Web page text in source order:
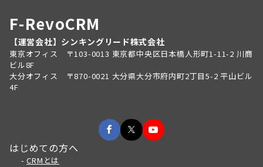
F-RevoCRM
【運営会社】シンキングリード株式会社
東京オフィス 〒103-0013 東京都中央区日本橋人形町1-11-2 川商
ビル8F
大分オフィス 〒870-0021 大分県大分市府内町2丁目5-2 平山ビル
4F
はじめての方へ
-CRMとは